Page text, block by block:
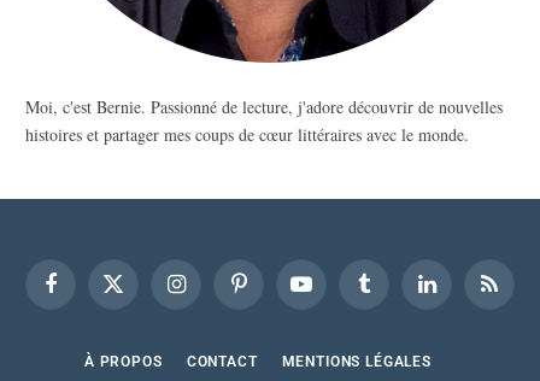
Moi, c'est Bernie. Passionné de lecture, j'adore découvrir de nouvelles
histoires et partager mes coups de cœur littéraires avec le monde.
FacebookX
InstagramPinterest YouTube Tumblr LinkedInRSS
À PROPOS CONTACT MENTIONS LÉGALES